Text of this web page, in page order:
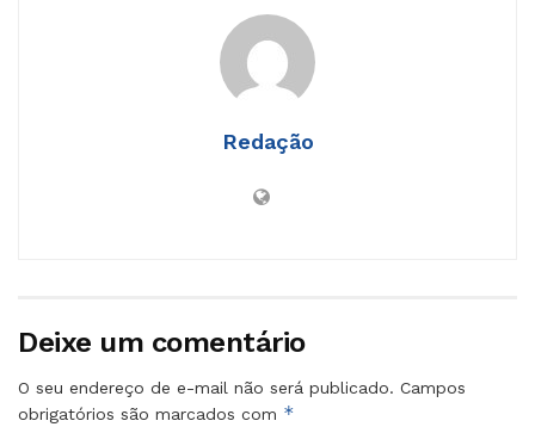
Redação
Deixe um comentário
O seu endereço de e-mail não será publicado. Campos
obrigatórios são marcados com *